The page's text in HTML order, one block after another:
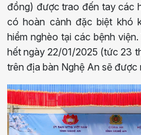
đồng) được trao đến tay các
có hoàn cảnh đặc biệt khó
hiểm nghèo tại các bệnh
hết ngày 22/01/2025 (tức 23
trên địa bàn Nghệ An sẽ được